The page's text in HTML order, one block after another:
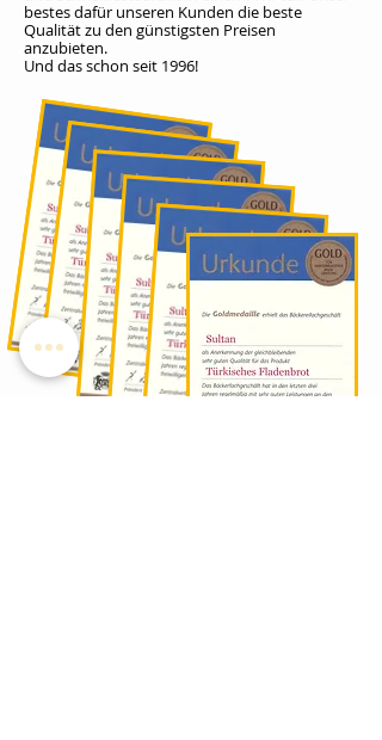
bestes dafür unseren Kunden die beste
Qualität zu den günstigsten Preisen
anzubieten.
Und das schon seit 1996!